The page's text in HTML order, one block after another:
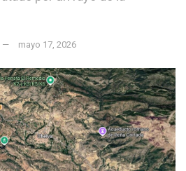
mayo 17, 2026